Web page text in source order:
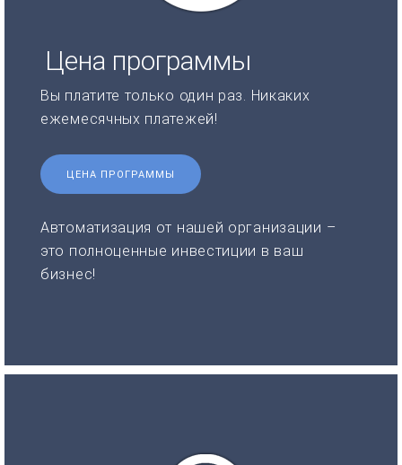
Цена программы
Вы платите только один раз. Никаких
ежемесячных платежей!
ЦЕНА ПРОГРАММЫ
Автоматизация от нашей организации –
это полноценные инвестиции в ваш
бизнес!